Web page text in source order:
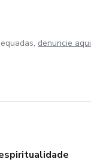
denuncie aqui